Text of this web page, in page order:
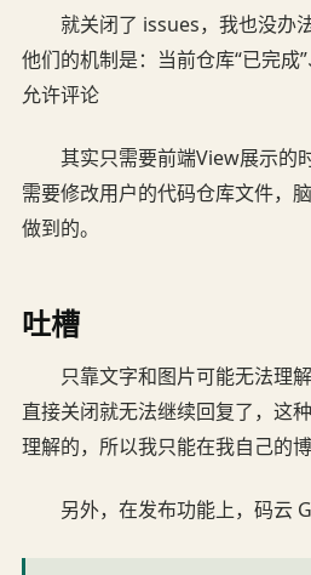
就关闭了 issues，我也没办
他们的机制是：当前仓库“已完成
允许评论
其实只需要前端View展示的
需要修改用户的代码仓库文件，
做到的。
吐槽
只靠文字和图片可能无法理
直接关闭就无法继续回复了，这
理解的，所以我只能在我自己的博
另外，在发布功能上，码云